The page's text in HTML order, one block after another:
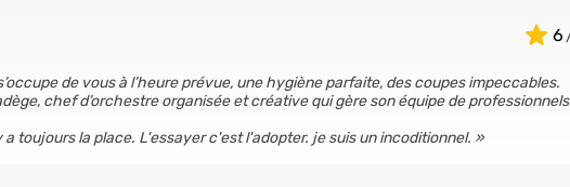
6
de vous à l’heure prévue, une hygiène parfaite, des coupes impeccables.
chef d’orchestre organisée et créative qui gère son équipe de professionnels
a toujours la place. L'essayer c'est l'adopter. je suis un incoditionnel.